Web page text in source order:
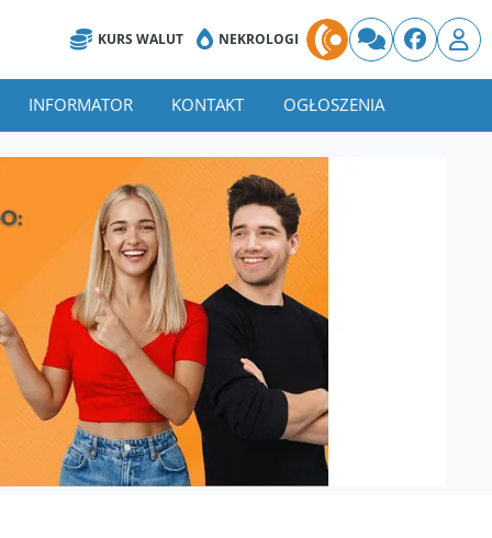
KURS WALUT NEKROLOGI
INFORMATOR KONTAKT OGŁOSZENIA